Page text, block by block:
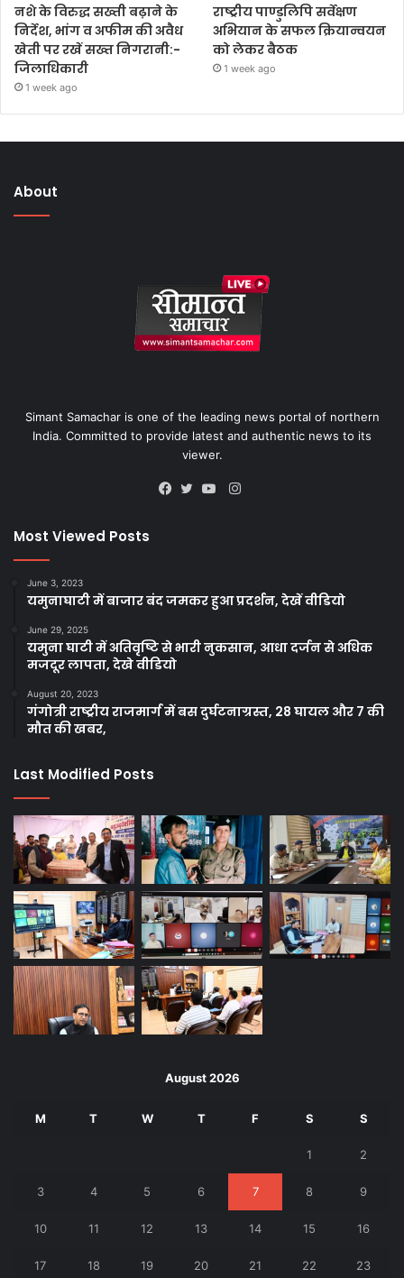
नशे के विरुद्ध सख्ती बढ़ाने के
निर्देश, भांग व अफीम की अवैध
खेती पर रखें सख्त निगरानी:-
जिलाधिकारी
1 week ago
राष्ट्रीय पाण्डुलिपि सर्वेक्षण
अभियान के सफल क्रियान्वयन
को लेकर बैठक
1 week ago
About
Simant Samachar is one of the leading news portal of northern
India. Committed to provide latest and authentic news to its
viewer.
Instagram
Most Viewed Posts
June 3, 2023
यमुनाघाटी में बाजार बंद जमकर हुआ प्रदर्शन, देखें वीडियो
June 29, 2025
यमुना घाटी में अतिवृष्टि से भारी नुकसान, आधा दर्जन से अधिक
मजदूर लापता, देखे वीडियो
August 20, 2023
गंगोत्री राष्ट्रीय राजमार्ग में बस दुर्घटनाग्रस्त, 28 घायल और 7 की
मौत की खबर,
Last Modified Posts
August 2026
M T W T F S S
1 2
3 4 5 6 7 8 9
10 11 12 13 14 15 16
17 18 19 20 21 22 23